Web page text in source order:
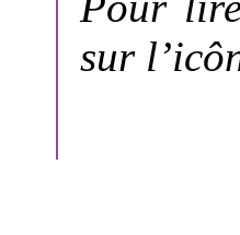
sur